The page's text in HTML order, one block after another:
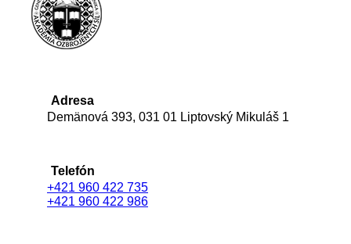
Adresa
Demänová 393, 031 01 Liptovský Mikuláš 1
Telefón
+421 960 422 735
+421 960 422 986